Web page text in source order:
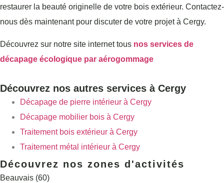
restaurer la beauté originelle de votre bois extérieur. Contactez-
nous dès maintenant pour discuter de votre projet à Cergy.
Découvrez sur notre site internet tous nos services de
décapage écologique par aérogommage
Découvrez nos autres services à Cergy
Décapage de pierre intérieur à Cergy
Décapage mobilier bois à Cergy
Traitement bois extérieur à Cergy
Traitement métal intérieur à Cergy
Découvrez nos zones d'activités
Beauvais (60)